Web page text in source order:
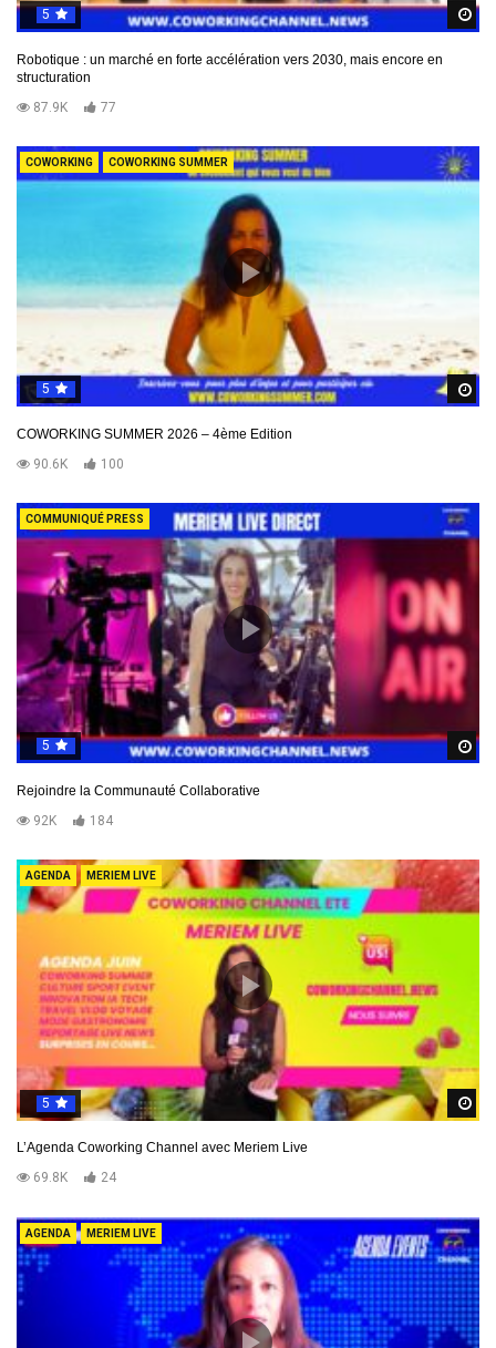
5
Robotique : un marché en forte accélération vers 2030, mais encore en
structuration
87.9K
77
COWORKING COWORKING SUMMER
5
COWORKING SUMMER 2026 – 4ème Edition
90.6K
100
COMMUNIQUÉ PRESS
5
Rejoindre la Communauté Collaborative
92K
184
AGENDA MERIEM LIVE
5
L’Agenda Coworking Channel avec Meriem Live
69.8K
24
AGENDA MERIEM LIVE